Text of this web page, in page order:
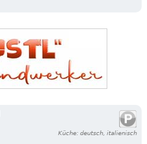
Küche: deutsch, italienisch